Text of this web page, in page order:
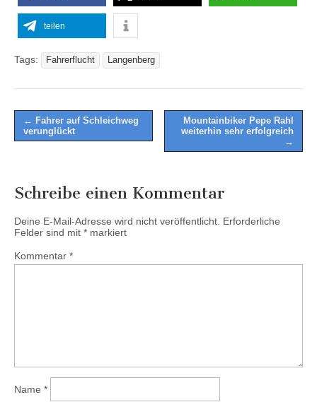
teilen
Tags: Fahrerflucht Langenberg
Post
navigation
← Fahrer auf Schleichweg
verunglückt
Mountainbiker Pepe Rahl
weiterhin sehr erfolgreich
→
Schreibe einen Kommentar
Deine E-Mail-Adresse wird nicht veröffentlicht. Erforderliche
Felder sind mit * markiert
Kommentar *
Name *